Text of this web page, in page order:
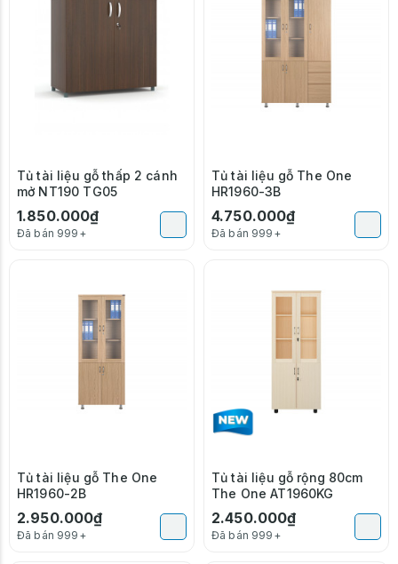
Tủ tài liệu gỗ thấp 2 cánh
mở NT190 TG05
1.850.000₫
Đã bán 999+
Tủ tài liệu gỗ The One
HR1960-3B
4.750.000₫
Đã bán 999+
Tủ tài liệu gỗ The One
HR1960-2B
2.950.000₫
Đã bán 999+
Tủ tài liệu gỗ rộng 80cm
The One AT1960KG
2.450.000₫
Đã bán 999+